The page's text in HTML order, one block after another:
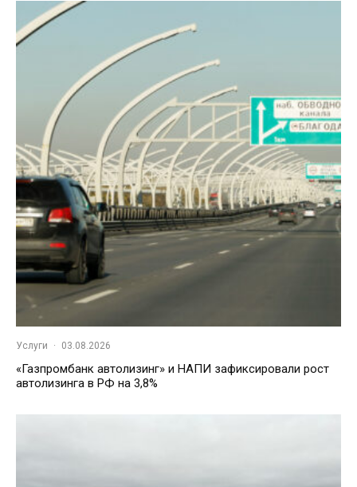
Услуги · 03.08.2026
«Газпромбанк автолизинг» и НАПИ зафиксировали рост
автолизинга в РФ на 3,8%